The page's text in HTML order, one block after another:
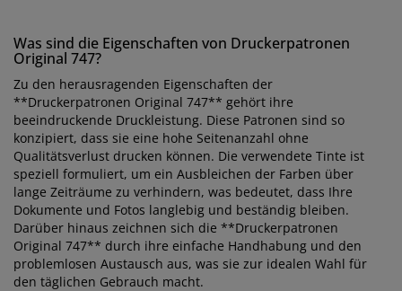
Was sind die Eigenschaften von Druckerpatronen
Original 747?
Zu den herausragenden Eigenschaften der
**Druckerpatronen Original 747** gehört ihre
beeindruckende Druckleistung. Diese Patronen sind so
konzipiert, dass sie eine hohe Seitenanzahl ohne
Qualitätsverlust drucken können. Die verwendete Tinte ist
speziell formuliert, um ein Ausbleichen der Farben über
lange Zeiträume zu verhindern, was bedeutet, dass Ihre
Dokumente und Fotos langlebig und beständig bleiben.
Darüber hinaus zeichnen sich die **Druckerpatronen
Original 747** durch ihre einfache Handhabung und den
problemlosen Austausch aus, was sie zur idealen Wahl für
den täglichen Gebrauch macht.